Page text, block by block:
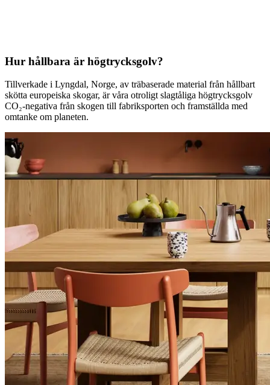
Hur hållbara är högtrycksgolv?
Tillverkade i Lyngdal, Norge, av träbaserade material från hållbart
skötta europeiska skogar, är våra otroligt slagtåliga högtrycksgolv
CO₂-negativa från skogen till fabriksporten och framställda med
omtanke om planeten.